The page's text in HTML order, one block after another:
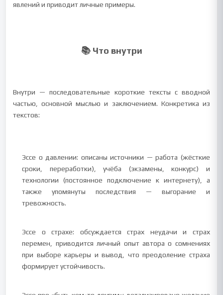
явлений и приводит личные примеры.
📚 Что внутри
Внутри — последовательные короткие тексты с вводной
частью, основной мыслью и заключением. Конкретика из
текстов:
Эссе о давлении: описаны источники — работа (жёсткие
сроки, переработки), учёба (экзамены, конкурс) и
технологии (постоянное подключение к интернету), а
также упомянуты последствия — выгорание и
тревожность.
Эссе о страхе: обсуждается страх неудачи и страх
перемен, приводится личный опыт автора о сомнениях
при выборе карьеры и вывод, что преодоление страха
формирует устойчивость.